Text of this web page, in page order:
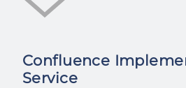
Confluence
Service